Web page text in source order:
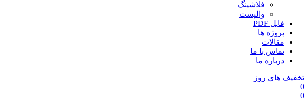
فلاشینگ
والپست
فایل PDF
پروژه ها
مقالات
تماس با ما
درباره ما
تخفیف های روز
0
0